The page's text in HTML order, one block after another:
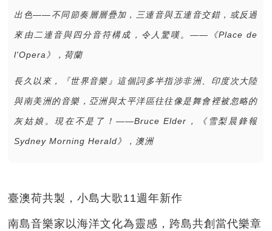
出色——不同節奏層層疊加，三連音與五連音交錯，或反過
來由二連音與四分音符構成，令人驚嘆。——《Place de
l'Opera》，荷蘭
長久以來，『世界音樂』這個詞多半指涉非洲、印度次大陸
與南美洲的音樂，亞洲與太平洋區往往像是舞會裡被忽略的
灰姑娘。現在不是了！——Bruce Elder，《雪梨晨鋒報
Sydney Morning Herald》，澳洲
臺澳荷共製，小島大歌11週年新作
南島音樂家以海洋文化為靈感，跨島共創當代樂章